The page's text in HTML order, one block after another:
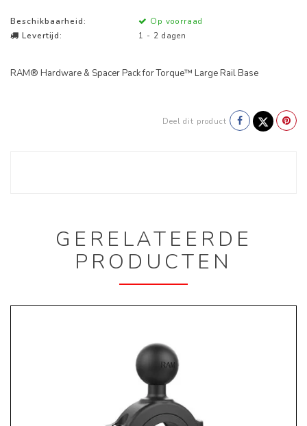
Beschikbaarheid:
Op voorraad
Levertijd:
1 - 2 dagen
RAM® Hardware & Spacer Pack for Torque™ Large Rail Base
Deel dit product
GERELATEERDE
PRODUCTEN